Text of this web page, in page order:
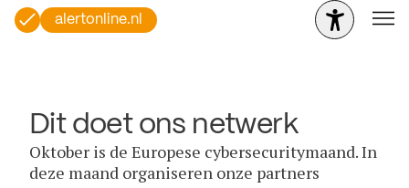
alertonline.nl
Dit doet ons netwerk
Oktober is de Europese cybersecuritymaand. In
deze maand organiseren onze partners